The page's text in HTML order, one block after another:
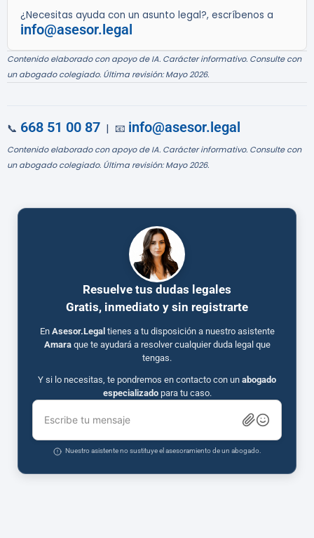
¿Necesitas ayuda con un asunto legal?, escríbenos a
info@asesor.legal
Contenido elaborado con apoyo de IA. Carácter informativo. Consulte con
un abogado colegiado. Última revisión: Mayo 2026.
📞 668 51 00 87 | 📧 info@asesor.legal
Contenido elaborado con apoyo de IA. Carácter informativo. Consulte con
un abogado colegiado. Última revisión: Mayo 2026.
Resuelve tus dudas legales
Gratis, inmediato y sin registrarte
En Asesor.Legal tienes a tu disposición a nuestro asistente
Amaraque te ayudará a resolver cualquier duda legal que
tengas.
Y si lo necesitas, te pondremos en contacto con un abogado
especializadopara tu caso.
Escribe tu mensaje
Nuestro asistente no sustituye el asesoramiento de un abogado.